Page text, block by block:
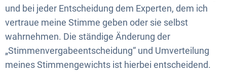
und bei jeder Entscheidung dem Experten, dem ich
vertraue meine Stimme geben oder sie selbst
wahrnehmen. Die ständige Änderung der
„Stimmenvergabeentscheidung“ und Umverteilung
meines Stimmengewichts ist hierbei entscheidend.